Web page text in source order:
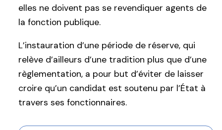
elles ne doivent pas se revendiquer agents de
la fonction publique.
L’instauration d’une période de réserve, qui
relève d’ailleurs d’une tradition plus que d’une
règlementation, a pour but d’éviter de laisser
croire qu’un candidat est soutenu par l’État à
travers ses fonctionnaires.